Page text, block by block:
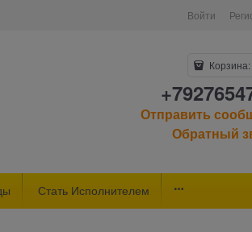
Войти
Корзина:
Отправить
Обратный
Стать Исполнителем